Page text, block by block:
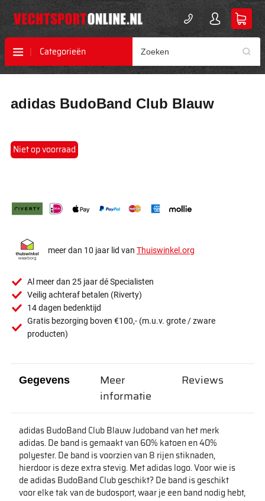
Categorieën
naar
de
naar
de
adidas BudoBand Club Blauw
Niet op voorraad
meer dan 10 jaar lid van Thuiswinkel.org
Al meer dan 25 jaar dé Specialisten
Veilig achteraf betalen (Riverty)
14 dagen bedenktijd
Gratis bezorging boven €100,- (m.u.v. grote / zware
producten)
Gegevens
adidas BudoBand Club Blauw Judoband van het merk
adidas. De band is gemaakt van 60% katoen en 40%
polyester. De band is voorzien van 8 rijen stiknaden,
hierdoor is deze extra stevig. Met adidas logo. Voor wie is
de adidas BudoBand Club geschikt? De band is geschikt
voor elke tak van de budosport, waar je een band nodig hebt,
Meer
informatie
Reviews